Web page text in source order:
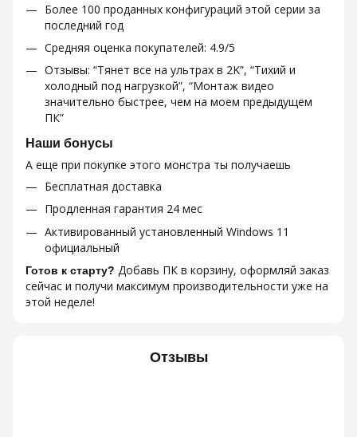
Более 100 проданных конфигураций этой серии за
последний год
Средняя оценка покупателей: 4.9/5
Отзывы: “Тянет все на ультрах в 2K”, “Тихий и
холодный под нагрузкой”, “Монтаж видео
значительно быстрее, чем на моем предыдущем
ПК”
Наши бонусы
А еще при покупке этого монстра ты получаешь
Бесплатная доставка
Продленная гарантия 24 мес
Активированный установленный Windows 11
официальный
Готов к старту? Добавь ПК в корзину, оформляй заказ
сейчас и получи максимум производительности уже на
этой неделе!
Отзывы